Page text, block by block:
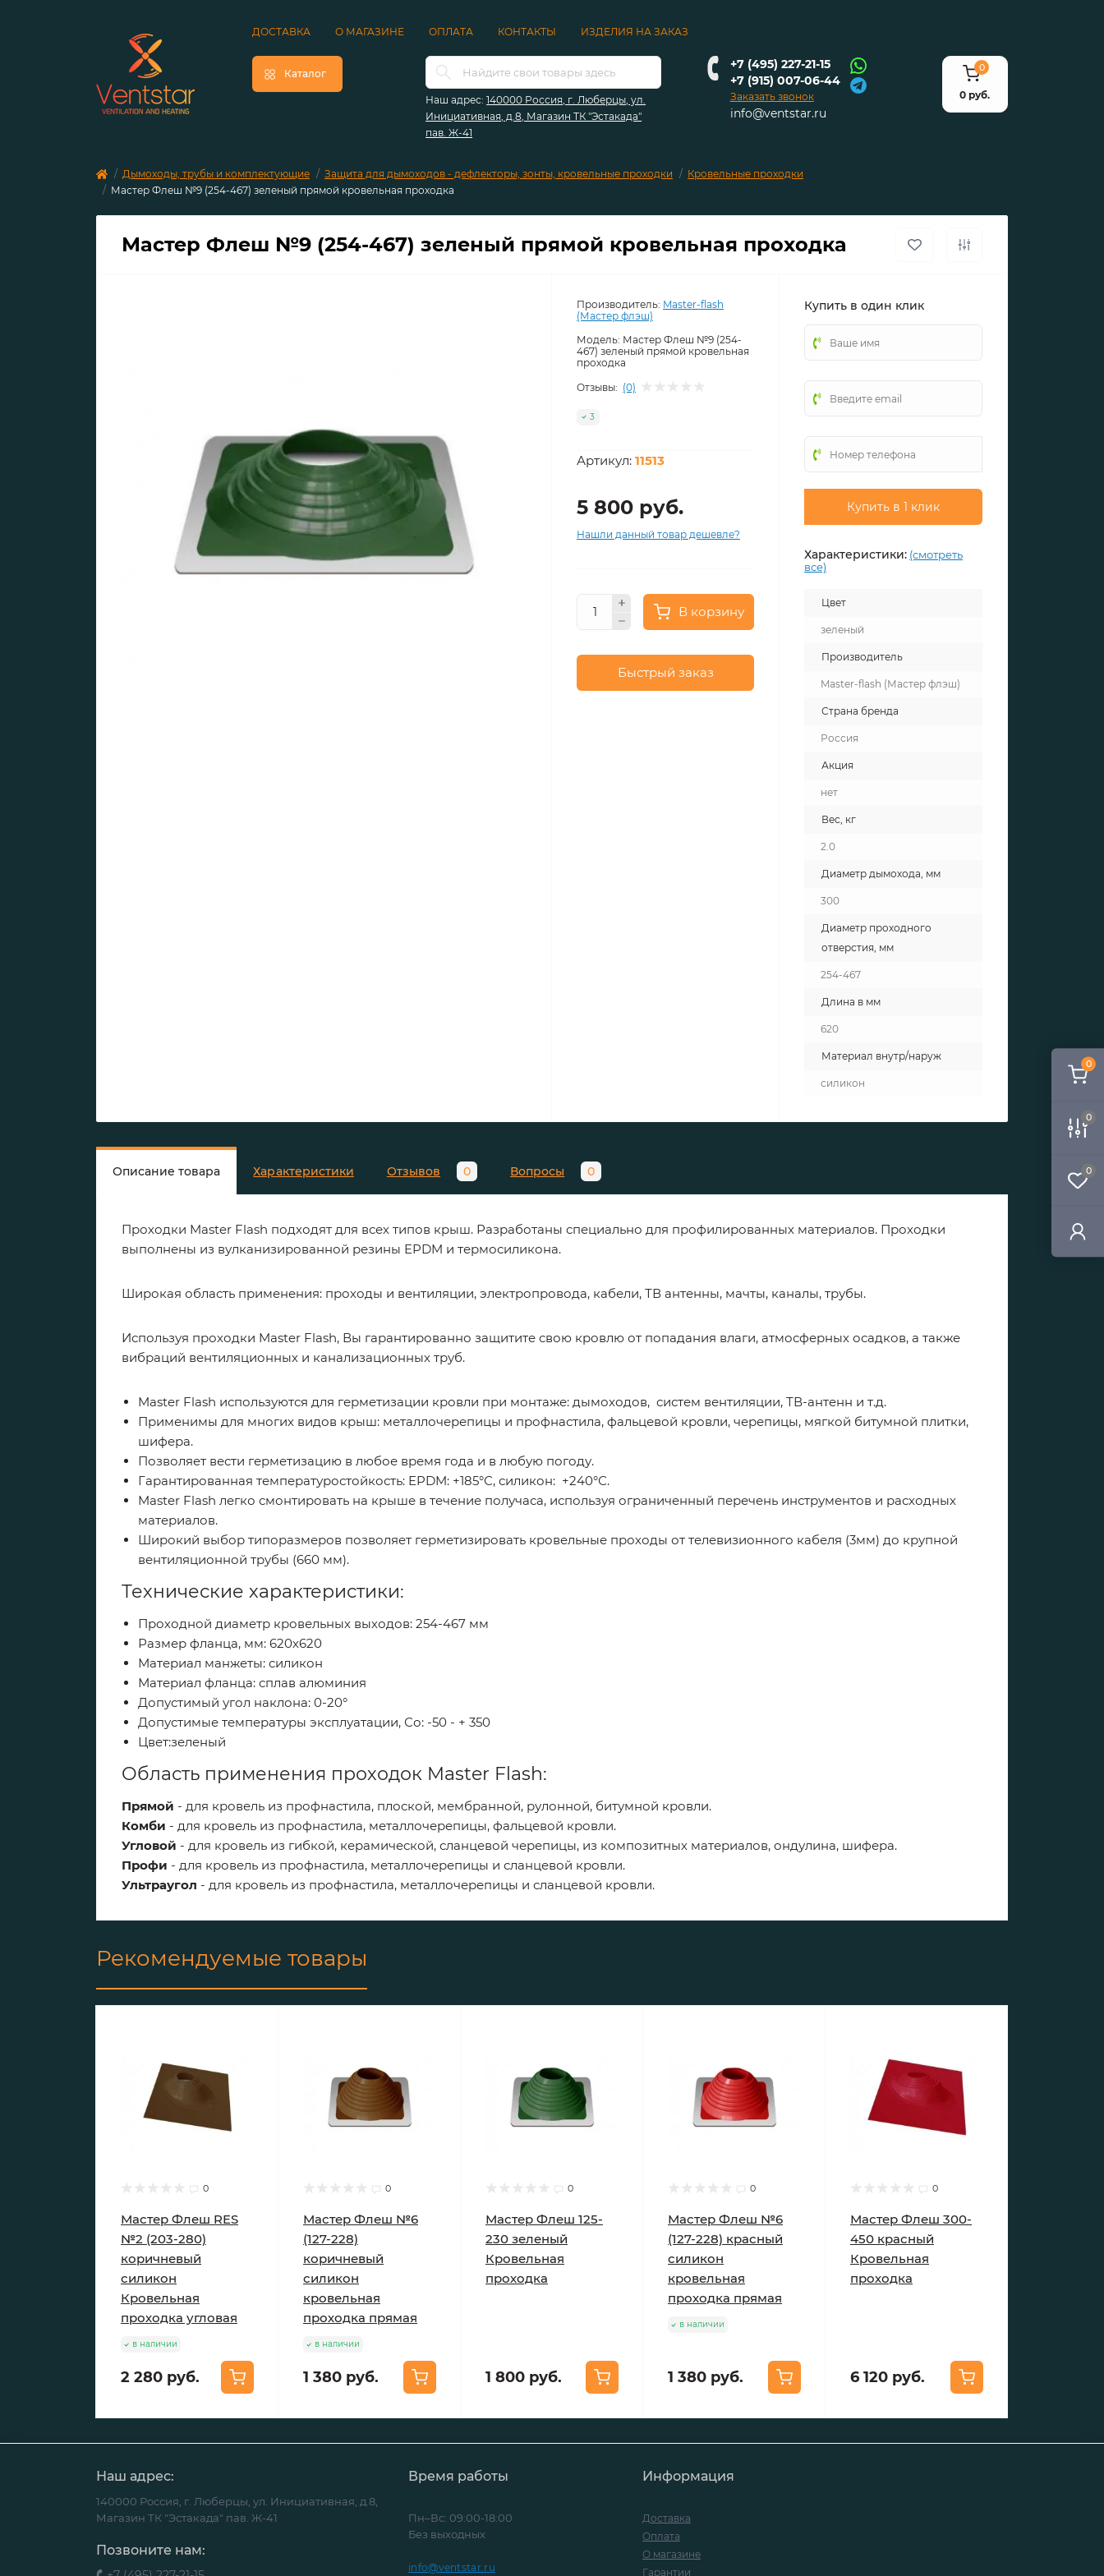
0
0
0
ДОСТАВКА О МАГАЗИНЕ ОПЛАТА КОНТАКТЫ ИЗДЕЛИЯ НА ЗАКАЗ
Каталог
Наш адрес: 140000 Россия, г. Люберцы, ул.
Инициативная, д.8, Магазин ТК "Эстакада"
пав. Ж-41
+7 (495) 227-21-15
+7 (915) 007-06-44
Заказать звонок
info@ventstar.ru
0
0 руб.
Дымоходы, трубы и комплектующие Защита для дымоходов - дефлекторы, зонты, кровельные проходки
Кровельные проходки
Мастер Флеш №9 (254-467) зеленый прямой кровельная проходка
Мастер Флеш №9 (254-467) зеленый прямой кровельная проходка
Производитель: Master-flash
(Мастер флэш)
Модель: Мастер Флеш №9 (254-
467) зеленый прямой кровельная
проходка
Отзывы: (0)
3
Артикул: 11513
5 800 руб.
Нашли данный товар дешевле?
В корзину
Быстрый заказ
Купить в один клик
Купить в 1 клик
Характеристики: (смотреть
все)
Цвет
зеленый
Производитель
Master-flash (Мастер флэш)
Страна бренда
Россия
Акция
нет
Вес, кг
2.0
Диаметр дымохода, мм
300
Диаметр проходного
отверстия, мм
254-467
Длина в мм
620
Материал внутр/наруж
силикон
Описание товара Характеристики Отзывов 0 Вопросы 0
Проходки Master Flash подходят для всех типов крыш. Разработаны специально для профилированных материалов. Проходки
выполнены из вулканизированной резины EPDM и термосиликона.
Широкая область применения: проходы и вентиляции, электропровода, кабели, ТВ антенны, мачты, каналы, трубы.
Используя проходки Master Flash, Вы гарантированно защитите свою кровлю от попадания влаги, атмосферных осадков, а также
вибраций вентиляционных и канализационных труб.
Master Flash используются для герметизации кровли при монтаже: дымоходов, систем вентиляции, ТВ-антенн и т.д.
Применимы для многих видов крыш: металлочерепицы и профнастила, фальцевой кровли, черепицы, мягкой битумной плитки,
шифера.
Позволяет вести герметизацию в любое время года и в любую погоду.
Гарантированная температуростойкость: EPDM: +185°С, силикон: +240°С.
Master Flash легко смонтировать на крыше в течение получаса, используя ограниченный перечень инструментов и расходных
материалов.
Широкий выбор типоразмеров позволяет герметизировать кровельные проходы от телевизионного кабеля (3мм) до крупной
вентиляционной трубы (660 мм).
Технические характеристики:
Проходной диаметр кровельных выходов: 254-467 мм
Размер фланца, мм: 620х620
Материал манжеты: силикон
Материал фланца: сплав алюминия
Допустимый угол наклона: 0-20°
Допустимые температуры эксплуатации, Со: -50 - + 350
Цвет:зеленый
Область применения проходок Master Flash:
Прямой - для кровель из профнастила, плоской, мембранной, рулонной, битумной кровли.
Комби - для кровель из профнастила, металлочерепицы, фальцевой кровли.
Угловой - для кровель из гибкой, керамической, сланцевой черепицы, из композитных материалов, ондулина, шифера.
Профи - для кровель из профнастила, металлочерепицы и сланцевой кровли.
Ультраугол - для кровель из профнастила, металлочерепицы и сланцевой кровли.
Рекомендуемые товары
0
Мастер Флеш RES
№2 (203-280)
коричневый
силикон
Кровельная
проходка угловая
в наличии
2 280 руб.
0
Мастер Флеш №6
(127-228)
коричневый
силикон
кровельная
проходка прямая
в наличии
1 380 руб.
0
Мастер Флеш 125-
230 зеленый
Кровельная
проходка
1 800 руб.
0
Мастер Флеш №6
(127-228) красный
силикон
кровельная
проходка прямая
в наличии
1 380 руб.
0
Мастер Флеш 300-
450 красный
Кровельная
проходка
6 120 руб.
Наш адрес:
140000 Россия, г. Люберцы, ул. Инициативная, д.8,
Магазин ТК "Эстакада" пав. Ж-41
Позвоните нам:
Время работы
Пн–Вс: 09:00-18:00
Без выходных
info@ventstar.ru
Информация
Доставка
Оплата
О магазине
Гарантии